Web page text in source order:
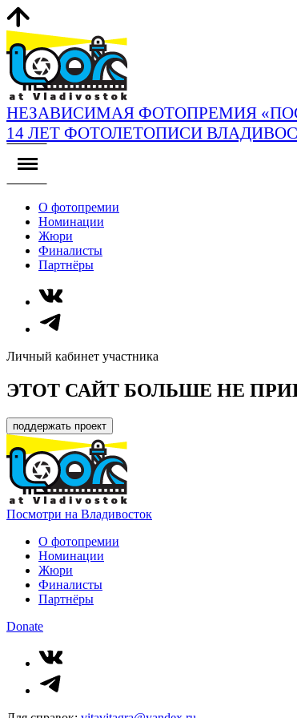
НЕЗАВИСИМАЯ ФОТОПРЕМИЯ
14 ЛЕТ ФОТОЛЕТОПИСИ
О фотопремии
Номинации
Жюри
Финалисты
Партнёры
Личный кабинет участника
ЭТОТ САЙТ БОЛЬШЕ НЕ
поддержать проект
Посмотри на Владивосток
О фотопремии
Номинации
Жюри
Финалисты
Партнёры
Donate